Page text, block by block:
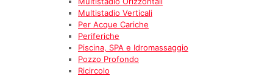
Multistadio Verticali
Per Acque Cariche
Periferiche
Piscina, SPA e Idromassaggio
Pozzo Profondo
Ricircolo